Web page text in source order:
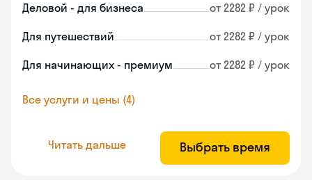
Деловой - для бизнеса от 2282 ₽ / урок
Для путешествий от 2282 ₽ / урок
Для начинающих - премиум от 2282 ₽ / урок
Все услуги и цены (4)
Читать дальше Выбрать время